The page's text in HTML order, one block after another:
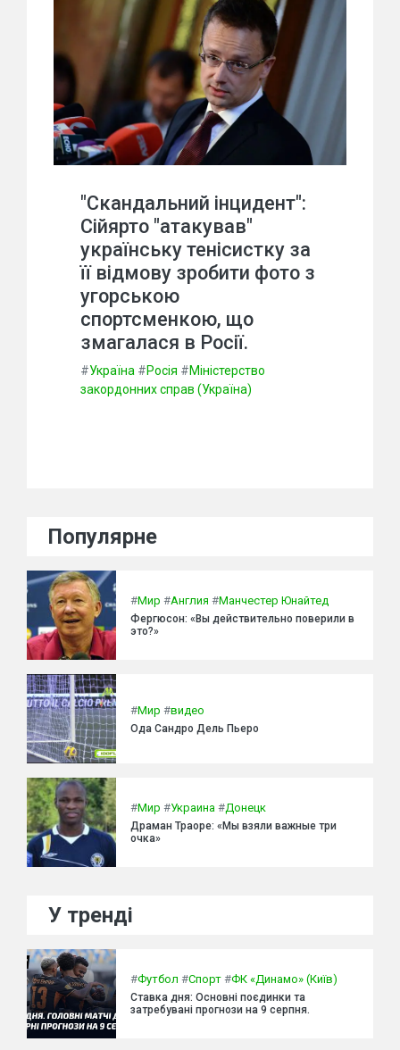
"Скандальний інцидент":
Сійярто "атакував"
українську тенісистку за
її відмову зробити фото з
угорською
спортсменкою, що
змагалася в Росії.
#Україна #Росія #Міністерство
закордонних справ (Україна)
Популярне
#Мир #Англия #Манчестер Юнайтед
Фергюсон: «Вы действительно поверили в
это?»
#Мир #видео
Ода Сандро Дель Пьеро
#Мир #Украина #Донецк
Драман Траоре: «Мы взяли важные три
очка»
У тренді
#Футбол #Спорт #ФК «Динамо» (Київ)
Ставка дня: Основні поєдинки та
затребувані прогнози на 9 серпня.